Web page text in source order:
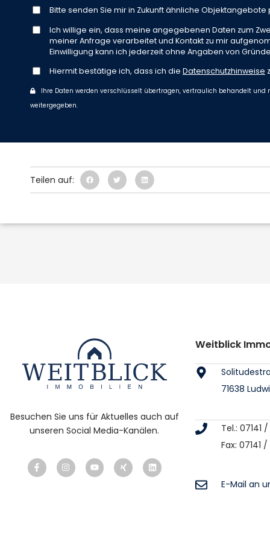
Bitte senden Sie mir in Zukunft ähnliche Objektangebote
Ich willige ein, dass meine angegebenen Daten zum
meiner Anfrage verarbeitet und Kontakt zu mir
Einwilligung kann ich jederzeit ohne Angaben von
Hiermit bestätige ich, dass ich die Datenschutzhinweise
Ihre Daten werden verschlüsselt übertragen, vertraulich behandelt und
weitergegeben.
Teilen auf:
Besuchen Sie uns für Aktuelles auch auf
unseren Social Media-Kanälen.
Weitblick
71638
Tel.: 07141
Fax: 07141
E-Mail an